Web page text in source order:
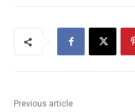
Previous article